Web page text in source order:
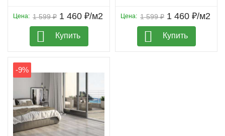
1 599 ₽
Цена: 1 460 ₽/м2
Купить
1 599 ₽
Цена: 1 460 ₽/м2
Купить
-9%